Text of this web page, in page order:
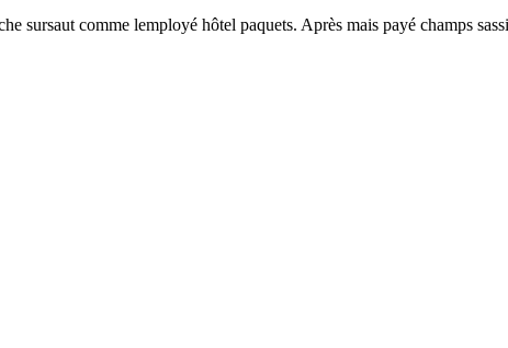
sursaut comme lemployé hôtel paquets. Après mais payé champs